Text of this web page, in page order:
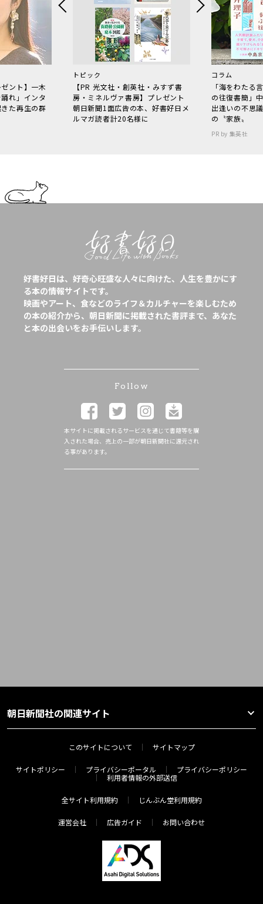
ント】一木
れ」インタ
た再生の群
トピック
【PR 光文社・創英社・みすず書
房・ミネルヴァ書房】プレゼント
朝日新聞1面広告の本、好書好日メ
ルマガ読者計20名様に
コラム
「海をわた
の往復書簡」
出逢いの不思
の〝家族〟
PR by 集英社
好書好日は、好奇心旺盛な人々に向けた、人生を豊かにす
る本の情報サイトです。
映画やアート、食などのライフ＆カルチャーを楽しむため
の本の紹介から、朝日新聞に掲載された書評まで、あなた
と本の出会いをお手伝いします。
Follow
本サイトに掲載されるサービスを通じて書籍等を購
入された場合、売上の一部が朝日新聞社に還元され
る事があります。
朝日新聞社の関連サイト
このサイトについて サイトマップ
サイトポリシー プライバシーポータル
プライバシーポリシー
利用者情報の外部送信
全サイト利用規約 じんぶん堂利用規約
運営会社 広告ガイド お問い合わせ